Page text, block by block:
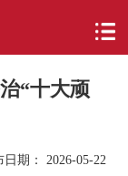
“十大顽
日期： 2026-05-22